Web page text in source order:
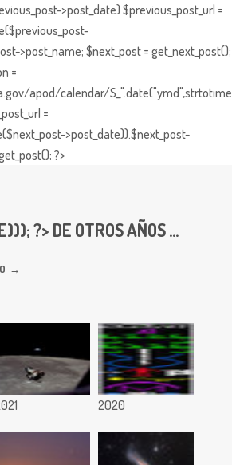
>post_date) $previous_post_url =
>post_name; $next_post = get_next_post();
=
apod/calendar/
=
>post_date)).$next_post-
?>
?> DE OTROS AÑOS ...
2020